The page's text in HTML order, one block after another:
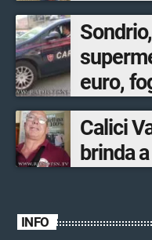
euro,
Calici
brinda
INFO